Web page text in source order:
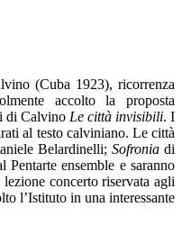
(Cuba 1923), ricorrenza
accolto la proposta
di Calvino Le città invisibili. I
al testo calviniano. Le città
Belardinelli;Sofronia di
ensemble e saranno
concerto riservata agli
l’Istituto in una interessante